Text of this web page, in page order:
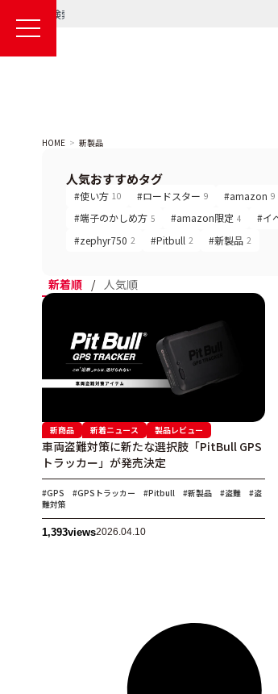
HOME 新製品
人気おすすめタグ
#使い方 10 #ロードスター 9 #amazon 9
#端子のかしめ方 5 #amazon限定 4 #イ
#zephyr750 2 #Pitbull 2 #新製品 2
新着順 / 人気順
新商品 新着ニュース 製品レビュー
車両盗難対策に新たな選択肢「PitBull GPS
トラッカー」が発売決定
#GPS #GPSトラッカー #Pitbull #新製品 #盗難
#盗
難対策
1,393views2026.04.10